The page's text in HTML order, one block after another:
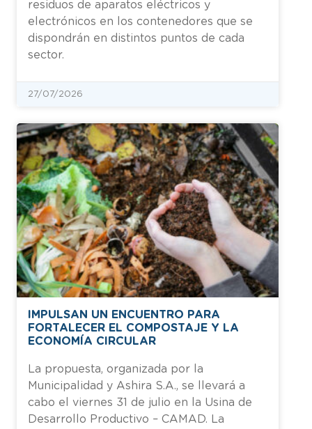
residuos de aparatos eléctricos y
electrónicos en los contenedores que se
dispondrán en distintos puntos de cada
sector.
27/07/2026
IMPULSAN UN ENCUENTRO PARA
FORTALECER EL COMPOSTAJE Y LA
ECONOMÍA CIRCULAR
La propuesta, organizada por la
Municipalidad y Ashira S.A., se llevará a
cabo el viernes 31 de julio en la Usina de
Desarrollo Productivo – CAMAD. La